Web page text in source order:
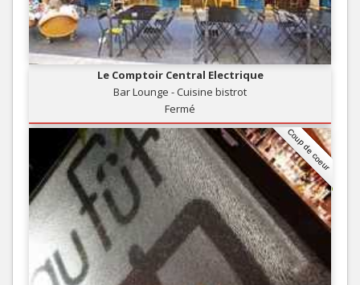
Le Comptoir Central Electrique
Bar Lounge - Cuisine bistrot
Fermé
Coup de coeur